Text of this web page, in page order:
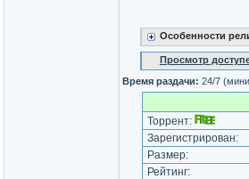
Особенности
Просмотр
Время раздачи: 24/7
Торрент:
Зарегистрирован:
Размер:
Рейтинг: